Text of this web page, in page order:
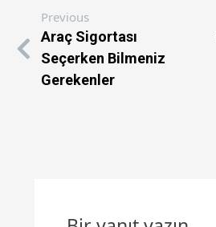
Previous
Araç Sigortası
Seçerken Bilmeniz
Gerekenler